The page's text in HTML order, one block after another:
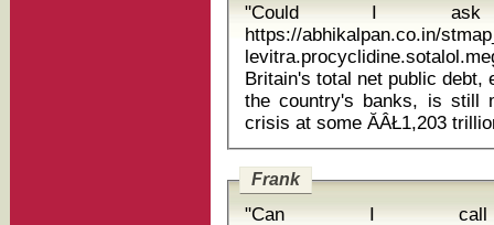
"Could I ask
https://abhikalpan.co.in/
Britain's total net public debt,
the country's banks, is still
Frank
"Can I call